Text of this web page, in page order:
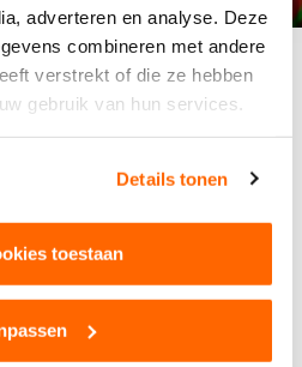
adverteren en analyse. Deze
combineren met andere
verstrekt of die ze hebben
gebruik van hun services.
Details tonen
toestaan